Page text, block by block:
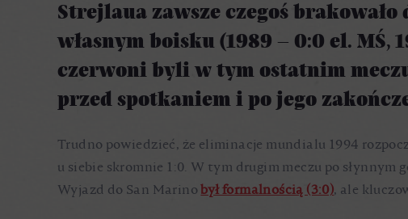
Strejlaua zawsze czegoś
własnym boisku (1989 – 0:0 el. MŚ,
czerwoni byli w tym ostatnim
przed spotkaniem i po jego
Trudno powiedzieć, że eliminacje mundialu 1994
u siebie skromnie 1:0. W tym drugim meczu po słynnym
Wyjazd do San Marino był formalnością (3:0), ale